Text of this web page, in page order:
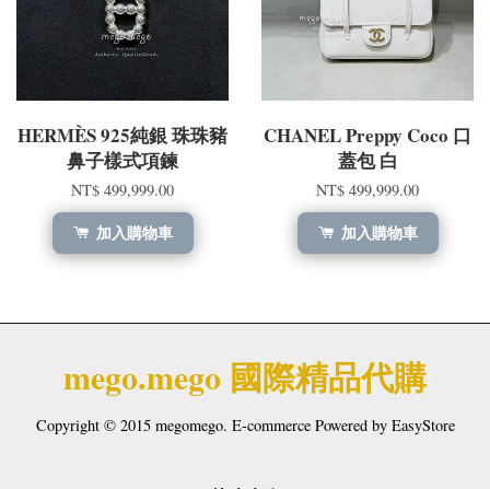
HERMÈS 925純銀 珠珠豬
鼻子樣式項鍊
NT$ 499,999.00
加入購物車
CHANEL Preppy Coco 口
蓋包 白
NT$ 499,999.00
加入購物車
mego.mego 國際精品代購
Copyright © 2015 megomego. E-commerce Powered by EasyStore